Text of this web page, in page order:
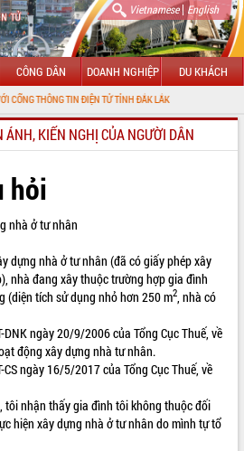
Vietnamese| English
CÔNG DÂN DOANH NGHIỆP DU KHÁCH
TIN ĐIỆN TỬ TỈNH ĐẮK LẮK
KIẾN NGHỊ CỦA NGƯỜI DÂN
hỏi
nhà ở tư nhân
dựng nhà ở tư nhân (đã có giấy phép xây
nhà đang xây thuộc trường hợp gia đình
(diện tích sử dụng nhỏ hơn 250 m2, nhà có
DNK ngày 20/9/2006 của Tổng Cục Thuế, về
động xây dựng nhà tư nhân.
ngày 16/5/2017 của Tổng Cục Thuế, về
tôi nhận thấy gia đình tôi không thuộc đối
hiện xây dựng nhà ở tư nhân do mình tự tổ